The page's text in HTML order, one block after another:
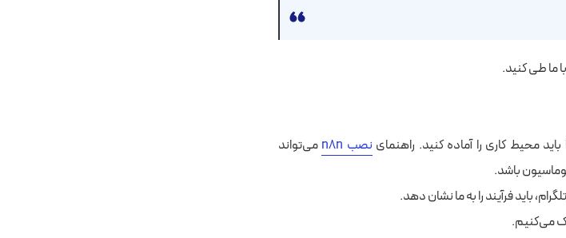
محیط کاری را آماده کنید. راهنمای نصب n8n
می‌تواند
باشد.